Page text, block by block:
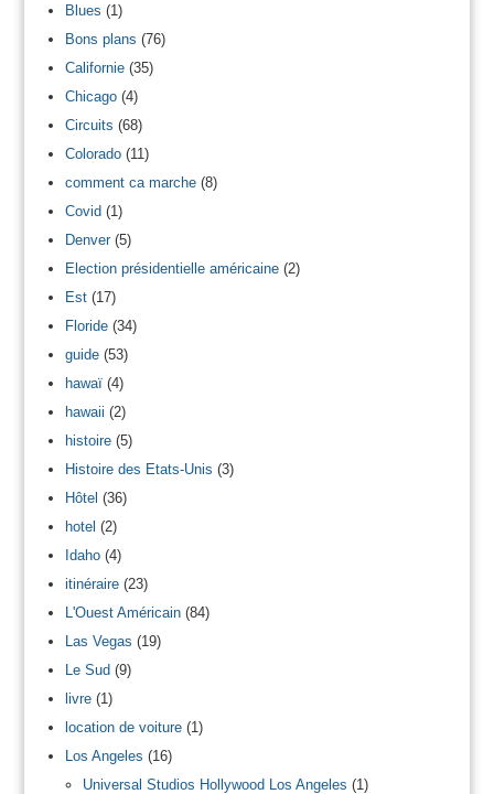
Blues (1)
Bons plans (76)
Californie(35)
Chicago(4)
Circuits (68)
Colorado(11)
comment ca marche(8)
Covid(1)
Denver(5)
Election présidentielle américaine(2)
Est(17)
Floride(34)
guide(53)
hawaï(4)
hawaii (2)
histoire(5)
Histoire des Etats-Unis (3)
Hôtel (36)
hotel (2)
Idaho(4)
itinéraire(23)
L'Ouest Américain(84)
Las Vegas (19)
Le Sud(9)
livre(1)
location de voiture(1)
Los Angeles (16)
Universal Studios Hollywood Los Angeles (1)